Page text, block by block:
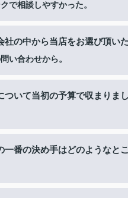
で相談しやすかった。
社の中から当店をお選び頂い
い合わせから。
ついて当初の予算で収まりま
一番の決め手はどのようなと